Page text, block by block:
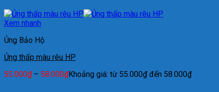
Xem nhanh
Ủng Bảo Hộ
Ủng thấp màu rêu HP
55.000₫ – 58.000₫Khoảng giá: từ 55.000₫ đến 58.000₫